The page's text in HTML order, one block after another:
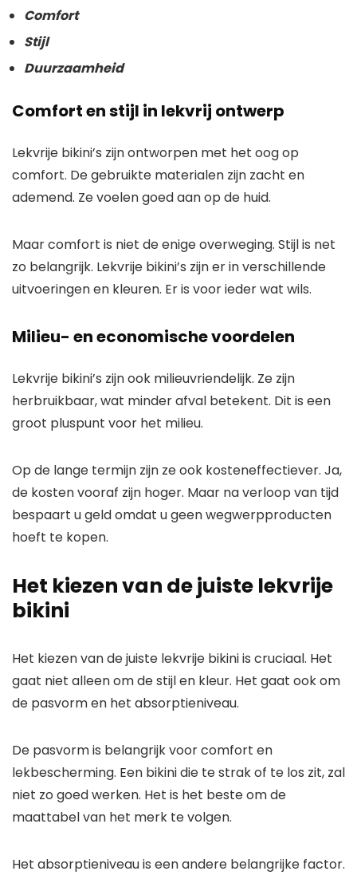
Comfort
Stijl
Duurzaamheid
Comfort en stijl in lekvrij ontwerp
Lekvrije bikini’s zijn ontworpen met het oog op
comfort. De gebruikte materialen zijn zacht en
ademend. Ze voelen goed aan op de huid.
Maar comfort is niet de enige overweging. Stijl is net
zo belangrijk. Lekvrije bikini’s zijn er in verschillende
uitvoeringen en kleuren. Er is voor ieder wat wils.
Milieu- en economische voordelen
Lekvrije bikini’s zijn ook milieuvriendelijk. Ze zijn
herbruikbaar, wat minder afval betekent. Dit is een
groot pluspunt voor het milieu.
Op de lange termijn zijn ze ook kosteneffectiever. Ja,
de kosten vooraf zijn hoger. Maar na verloop van tijd
bespaart u geld omdat u geen wegwerpproducten
hoeft te kopen.
Het kiezen van de juiste lekvrije
bikini
Het kiezen van de juiste lekvrije bikini is cruciaal. Het
gaat niet alleen om de stijl en kleur. Het gaat ook om
de pasvorm en het absorptieniveau.
De pasvorm is belangrijk voor comfort en
lekbescherming. Een bikini die te strak of te los zit, zal
niet zo goed werken. Het is het beste om de
maattabel van het merk te volgen.
Het absorptieniveau is een andere belangrijke factor.